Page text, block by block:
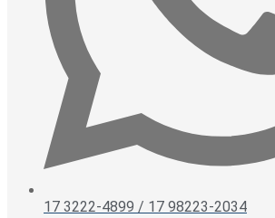
17 3222-4899 / 17 98223-2034